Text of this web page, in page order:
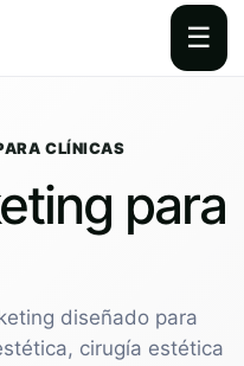
☰
CLÍNICAS
para
diseñado para
cirugía estética